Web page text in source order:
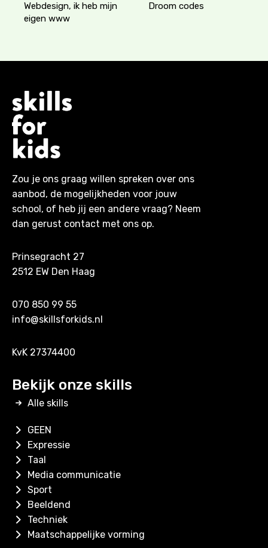
Webdesign, ik heb mijn
eigen www
Droom codes
Zou je ons graag willen spreken over ons
aanbod, de mogelijkheden voor jouw
school, of heb jij een andere vraag? Neem
dan gerust contact met ons op.
Prinsegracht 27
2512 EW Den Haag
070 850 99 55
info@skillsforkids.nl
KvK 27374400
Bekijk onze skills
Alle skills
GEEN
Expressie
Taal
Media communicatie
Sport
Beeldend
Techniek
Maatschappelijke vorming